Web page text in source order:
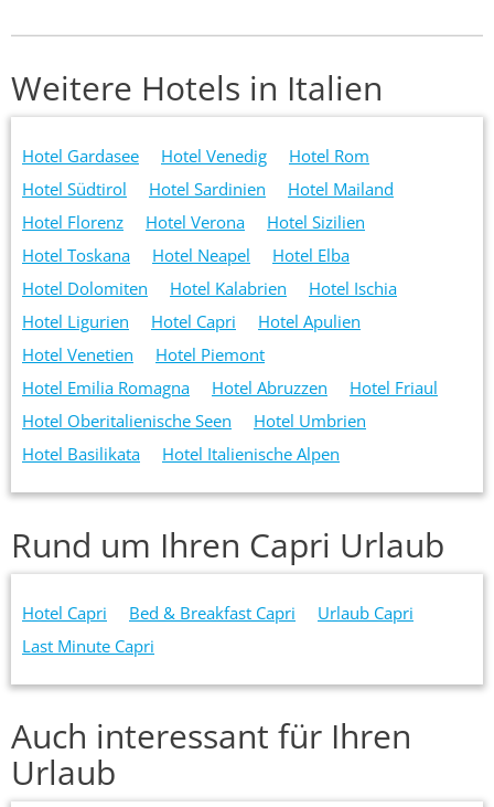
Weitere Hotels in Italien
Hotel Gardasee Hotel Venedig
Hotel Rom
Hotel Südtirol
Hotel Sardinien
Hotel Mailand
Hotel Florenz
Hotel Verona
Hotel Sizilien
Hotel Toskana
Hotel Neapel
Hotel Elba
Hotel Dolomiten
Hotel Kalabrien
Hotel Ischia
Hotel Ligurien
Hotel Capri
Hotel Apulien
Hotel Venetien
Hotel Piemont
Hotel Emilia Romagna
Hotel Abruzzen
Hotel Friaul
Hotel Oberitalienische Seen
Hotel Umbrien
Hotel Basilikata
Hotel Italienische Alpen
Rund um Ihren Capri Urlaub
Hotel Capri Bed & Breakfast Capri
Urlaub Capri
Last Minute Capri
Auch interessant für Ihren
Urlaub